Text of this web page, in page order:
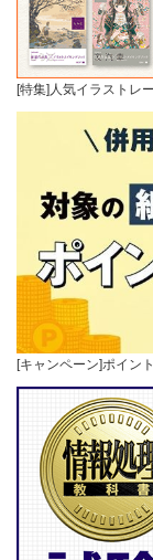
[特集]人気イラストレ
[キャンペーン]ポイン